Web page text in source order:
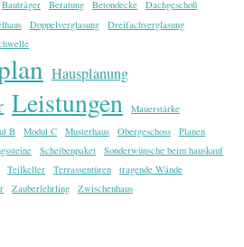
Bauträger Beratung Betondecke
Dachgeschoß
Doppelverglasung
Dreifachverglasung
Hausplanung
Leistungen
Mauerstärke
B Modul C Musterhaus Obergeschoss
Planen
Scheibenpaket
Sonderwünsche beim hauskauf
Teilkeller Terrassentüren
tragende Wände
Zauberlehrling Zwischenhaus